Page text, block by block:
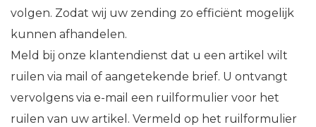
volgen. Zodat wij uw zending zo efficiënt mogelijk
kunnen afhandelen.
Meld bij onze klantendienst dat u een artikel wilt
ruilen via mail of aangetekende brief. U ontvangt
vervolgens via e-mail een ruilformulier voor het
ruilen van uw artikel. Vermeld op het ruilformulier